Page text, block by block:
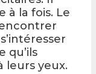
la fois. Le
qu’ils
leurs yeux.